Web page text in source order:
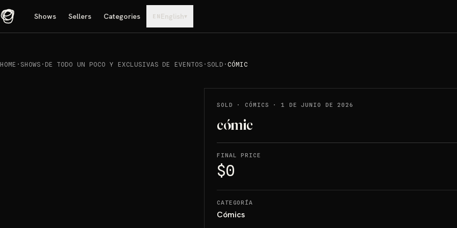
Shows Sellers Categories EN English▾
HOME · SHOWS · DE TODO UN POCO Y EXCLUSIVAS DE EVENTOS · SOLD · CÓMIC
SOLD ·CÓMICS ·1 DE JUNIO DE 2026
cómic
FINAL PRICE
$0
CATEGORÍA
Cómics